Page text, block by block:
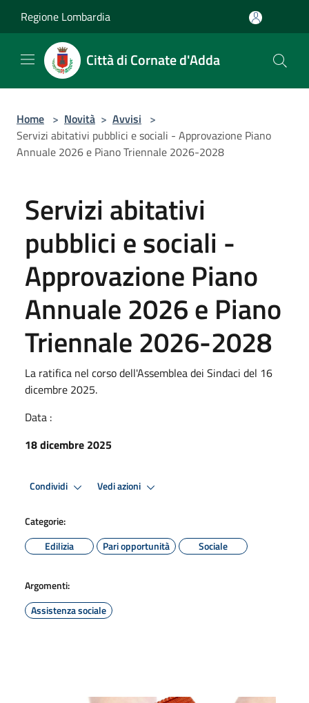
Regione Lombardia
Città di Cornate d'Adda
Home > Novità > Avvisi >
Servizi abitativi pubblici e sociali - Approvazione Piano
Annuale 2026 e Piano Triennale 2026-2028
Servizi abitativi
pubblici e sociali -
Approvazione Piano
Annuale 2026 e Piano
Triennale 2026-2028
La ratifica nel corso dell'Assemblea dei Sindaci del 16
dicembre 2025.
Data :
18 dicembre 2025
Condividi Vedi azioni
Categorie:
Edilizia
Pari opportunità Sociale
Argomenti:
Assistenza sociale